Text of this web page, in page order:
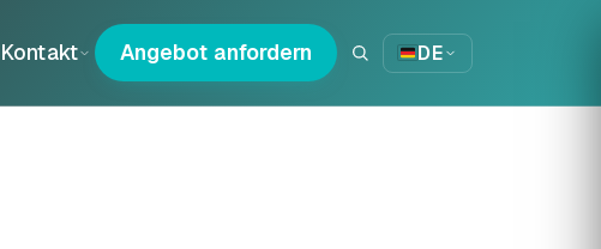
Kontakt Angebot anfordern DE